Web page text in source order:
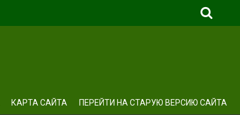
КАРТА САЙТА ПЕРЕЙТИ НА СТАРУЮ ВЕРСИЮ САЙТА